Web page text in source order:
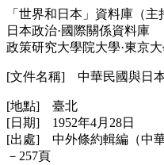
「世界和日本」資料庫（
日本政治·國際關係資料庫
政策研究大學院大學·東京
[文件名稱] 中華民國與日
[地點] 臺北
[日期] 1952年4月28日
[出處] 中外條約輯編（中
－257頁